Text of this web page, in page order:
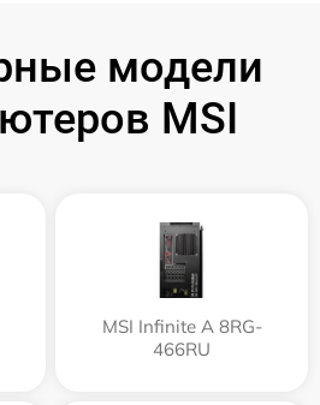
модели
MSI
MSI Infinite A 8RG-
466RU